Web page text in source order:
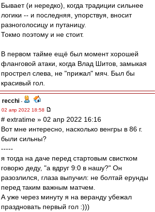
Бывает (и нередко), когда традиции сильнее
логики -- и последняя, упорствуя, вносит
разноголосицу и путаницу.
Токмо поэтому и не стоит.
В первом тайме ещё был момент хорошей
фланговой атаки, когда Влад Шитов, замыкая
прострел слева, не "прижал" мяч. Был бы
красивый гол.
recchi -
02 апр 2022 18:58
# extratime » 02 апр 2022 16:16
Вот мне интересно, насколько венгры в 86 г.
были сильны?
-----
я тогда на даче перед стартовым свистком
говорю деду, "а вдруг 9:0 в нашу?" Он
разозлился, глаза выпучил: не болтай ерунды
перед таким важным матчем.
А уже через минуту я на веранду убежал
праздновать первый гол :)))